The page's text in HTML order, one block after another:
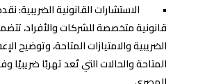
• الاستشارات القانونية الضريبية:
قانونية متخصصة للشركات والأفراد،
الضريبية والامتيازات المتاحة، وتوضيح
المتاحة والحالات التي تُعد تهربًا ضريبيًا